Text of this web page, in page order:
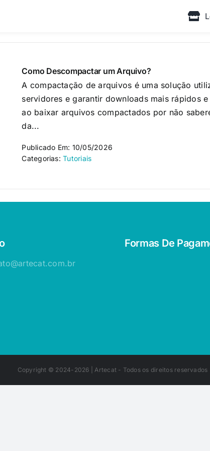
Como Descompactar um Arquivo?
A compactação de arquivos é uma solução
servidores e garantir downloads mais rápidos
ao baixar arquivos compactados por não
da...
Publicado Em: 10/05/2026
Categorias:Tutoriais
Formas De
Copyright © 2024-2026 |Artecat - Todos os direitos reservados